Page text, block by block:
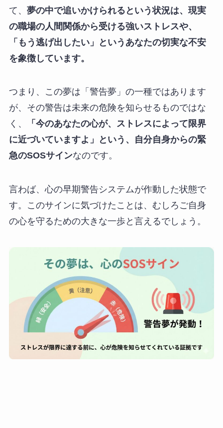
て、 夢の中で追いかけられるという状況は、現実
の職場の人間関係から受ける強いストレスや、
「もう逃げ出したい」というあなたの切実な不安
を象徴しています。
つまり、この夢は「警告夢」の一種ではあります
が、その警告は未来の危険を知らせるものではな
く、
「今のあなたの心が、ストレスによって限界
に近づいていますよ」という、自分自身からの緊
急のSOSサインなのです。
言わば、心の早期警告システムが作動した状態で
す。このサインに気づけたことは、むしろご自身
の心を守るための大きな一歩と言えるでしょう。